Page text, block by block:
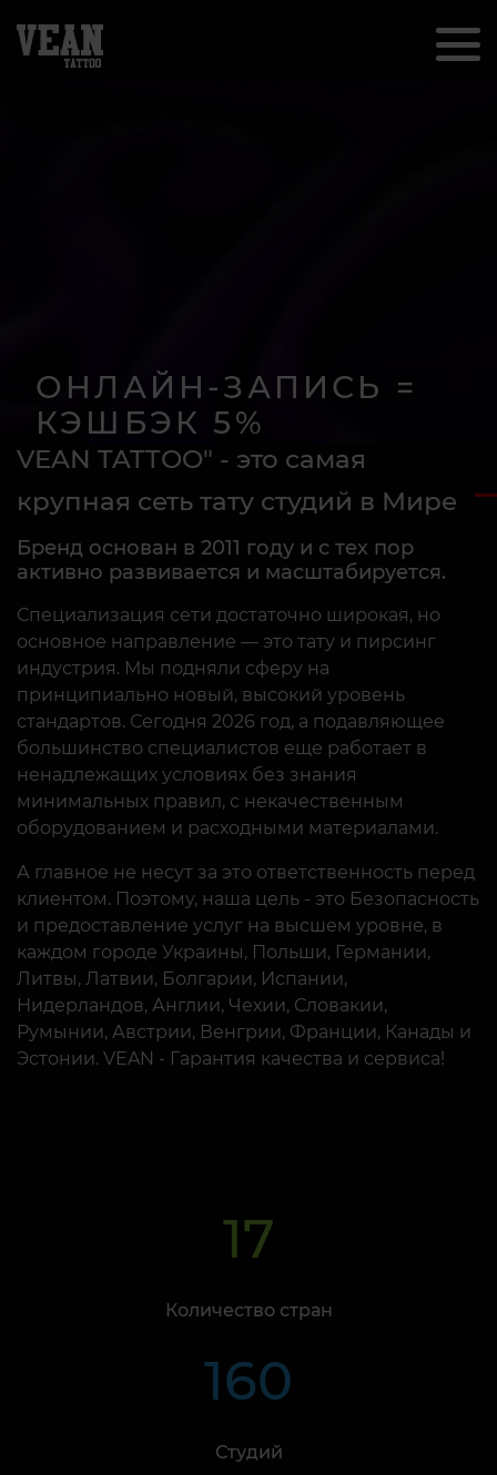
ОНЛАЙН-ЗАПИСЬ =
КЭШБЭК 5%
Получите кешбек за
самостоятельную запись через
приложение или личный кабинет!
Подробнее
1 2 3 4 5
VEAN TATTOO" - это самая
крупная сеть тату студий в Мире
Бренд основан в 2011 году и с тех пор
активно развивается и масштабируется.
Специализация сети достаточно широкая, но
основное направление — это тату и пирсинг
индустрия. Мы подняли сферу на
принципиально новый, высокий уровень
стандартов. Сегодня 2026 год, а подавляющее
большинство специалистов еще работает в
ненадлежащих условиях без знания
минимальных правил, с некачественным
оборудованием и расходными материалами.
А главное не несут за это ответственность перед
клиентом. Поэтому, наша цель - это Безопасность
и предоставление услуг на высшем уровне, в
каждом городе Украины, Польши, Германии,
Литвы, Латвии, Болгарии, Испании,
Нидерландов, Англии, Чехии, Словакии,
Румынии, Австрии, Венгрии, Франции, Канады и
Эстонии. VEAN - Гарантия качества и сервиса!
17
Количество стран
160
Студий